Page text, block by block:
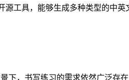
源工具，能够生成多种类型的中
下，书写练习的需求依然广泛存